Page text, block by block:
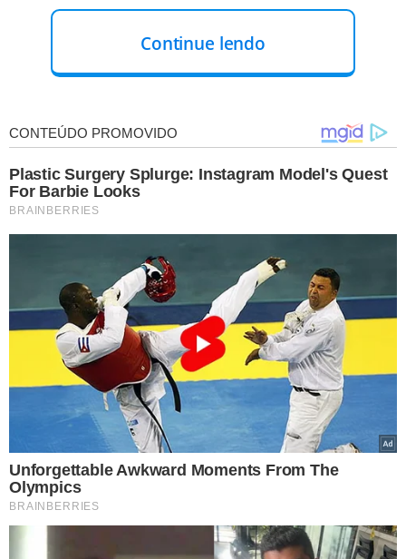
REGISTRO DO MOMENTO:
registraram a chegada dos policiais à residência por volta
Parque Industrial Santo Antônio.
vídeo, eles são vistos nas proximidades do portão da
casa, enquanto uma segunda gravação mostra a
fechadura danificada após a entrada dos agentes.
A moradora filmou a discussão com os policiais, onde
relata ter dois filhos, uma menina de 9 anos e um bebê
de 2 meses que, segundo ela, acordou e estava chorando
devido ao arrombamento do portão. Durante a
filmagem, uma policial é vista apontando uma arma para
Continue lendo